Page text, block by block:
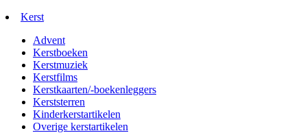
Kerst
Advent
Kerstboeken
Kerstmuziek
Kerstfilms
Kerstkaarten/-boekenleggers
Kerststerren
Kinderkerstartikelen
Overige kerstartikelen